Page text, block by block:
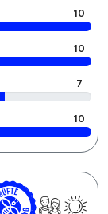
10
10
7
10